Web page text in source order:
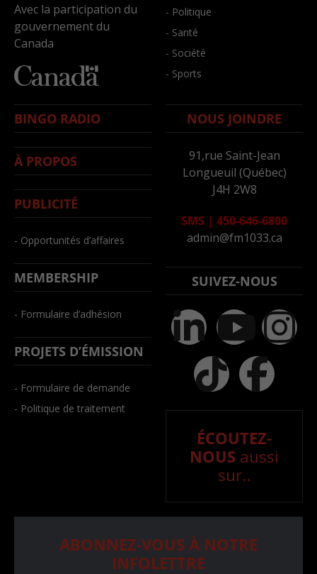
Avec la participation du
gouvernement du
Canada
- Politique
- Santé
- Société
- Sports
BINGO RADIO
À PROPOS
PUBLICITÉ
- Opportunités d’affaires
MEMBERSHIP
- Formulaire d’adhésion
PROJETS D’ÉMISSION
- Formulaire de demande
- Politique de traitement
NOUS JOINDRE
91,rue Saint-Jean
Longueuil (Québec)
J4H 2W8
SMS | 450-646-6800
admin@fm1033.ca
SUIVEZ-NOUS
ÉCOUTEZ-
NOUS aussi
sur..
ABONNEZ-VOUS À NOTRE
INFOLETTRE